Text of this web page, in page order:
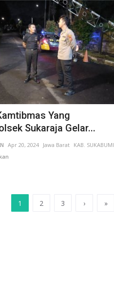
Yang
Sukaraja Gelar...
Apr 20, 2024 Jawa Barat KAB. SUKABUMI
1 2 3 › »